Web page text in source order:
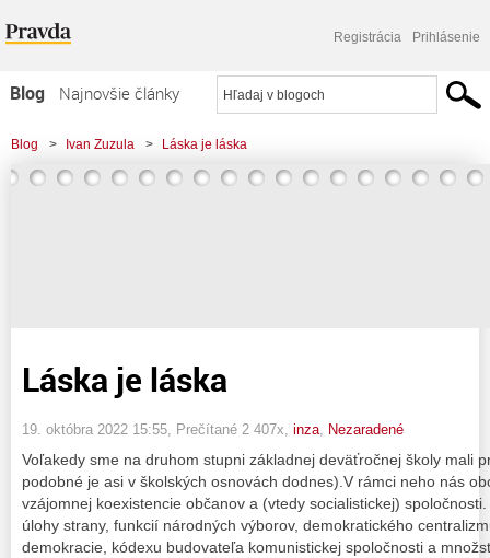
Registrácia Prihlásenie
Blog
Najnovšie články
Najčítanejšie články
Najkomentovanejšie články
Blog > Ivan Zuzula > Láska je láska
Láska je láska
19. októbra 2022 15:55 , Prečítané 2 407x, inza Nezaradené
Voľakedy sme na druhom stupni základnej deväťročnej školy mali
podobné je asi v školských osnovách dodnes).V rámci neho nás
vzájomnej koexistencie občanov a (vtedy socialistickej)
úlohy strany, funkcií národných výborov, demokratického
demokracie, kódexu budovateľa komunistickej spoločnosti a